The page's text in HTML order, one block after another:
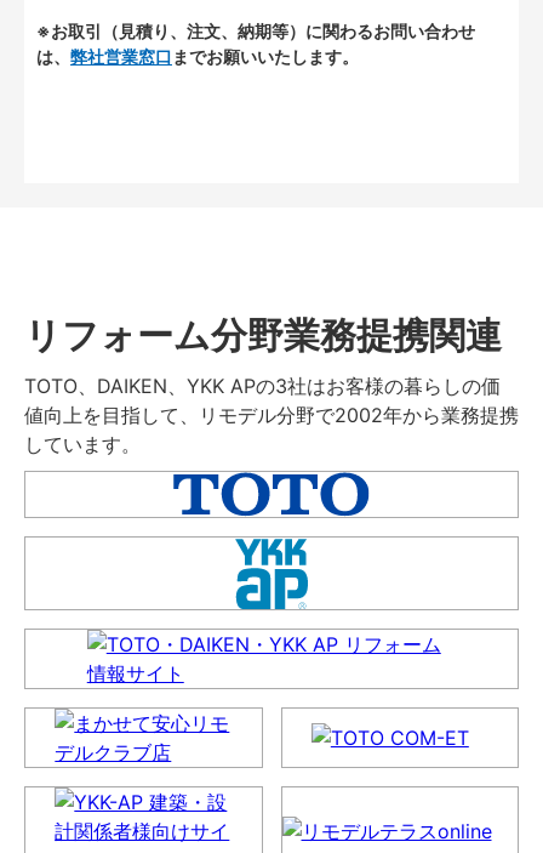
※お取引（見積り、注文、納期等）に関わるお問い合わせ
は、 弊社営業窓口 までお願いいたします。
リフォーム分野業務提携関連
TOTO、DAIKEN、YKK APの3社はお客様の暮らしの価
値向上を目指して、リモデル分野で2002年から業務提携
しています。